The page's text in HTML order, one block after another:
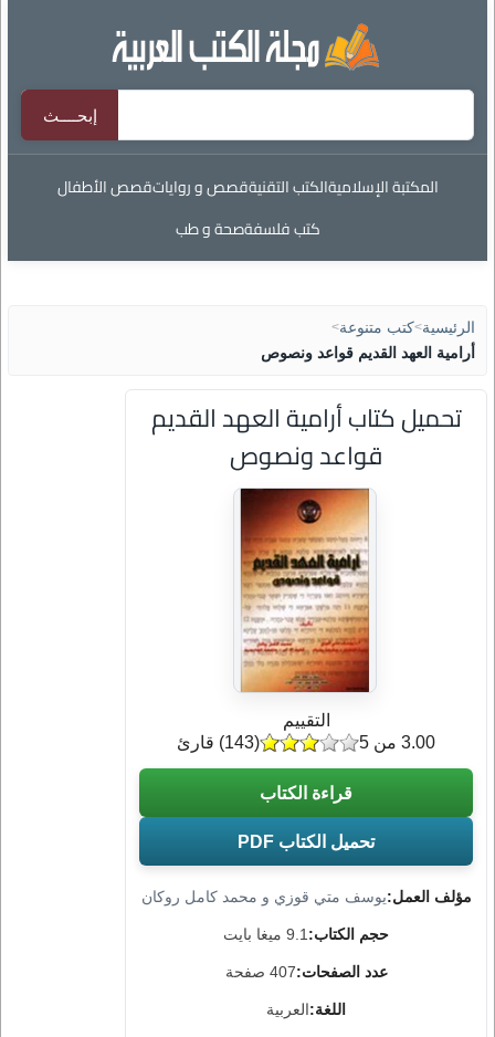
المكتبة الإسلاميةالكتب التقنيةقصص و رواياتقصص الأطفال
كتب فلسفةصحة و طب
الرئيسية>كتب متنوعة>
أرامية العهد القديم قواعد ونصوص
تحميل كتاب أرامية العهد القديم
قواعد ونصوص
مؤلف العمل:يوسف متي قوزي و محمد كامل روكان
حجم الكتاب: 9.1 ميغا بايت
عدد الصفحات:407 صفحة
اللغة:العربية
التقييم
(
143) قارئ 3.00 من 5
قراءة الكتاب
تحميل الكتاب PDF